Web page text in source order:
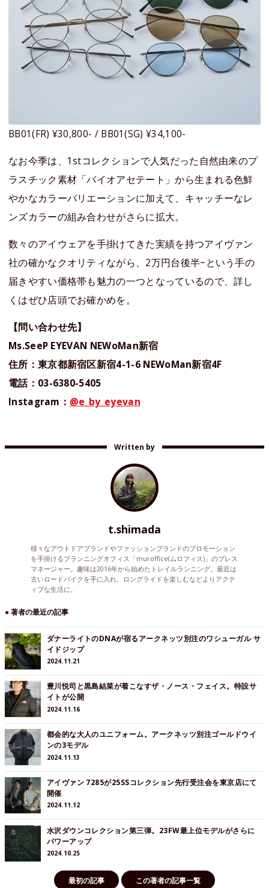
BB01(FR) ¥30,800- / BB01(SG) ¥34,100-
なお今季は、1stコレクションで人気だった自然由来のプ
ラスチック素材「バイオアセテート」から生まれる色鮮
やかなカラーバリエーションに加えて、キャッチーなレ
ンズカラーの組み合わせがさらに拡大。
数々のアイウェアを手掛けてきた実績を持つアイヴァン
社の確かなクオリティながら、2万円台後半~という手の
届きやすい価格帯も魅力の一つとなっているので、詳し
くはぜひ店頭でお確かめを。
【問い合わせ先】
Ms.SeeP EYEVAN NEWoMan新宿
住所：東京都新宿区新宿4-1-6 NEWoMan新宿4F
電話：03-6380-5405
Instagram： @e_by_eyevan
Written by
t.shimada
様々なアウトドアブランドやファッションブランドのプロモーション
を手掛けるプランニングオフィス「muroffice(ムロフィス)」のプレス
マネージャー。趣味は2016年から始めたトレイルランニング。最近は
古いロードバイクを手に入れ、ロングライドを楽しむなどよりアクテ
ィブな生活に。
● 著者の最近の記事
ダナーライトのDNAが宿るアークネッツ別注のワシューガル サ
イドジップ
2024.11.21
豊川悦司と黒島結菜が着こなすザ・ノース・フェイス。特設サ
イトが公開
2024.11.16
都会的な大人のユニフォーム。アークネッツ別注ゴールドウイ
ンの3モデル
2024.11.13
アイヴァン 7285が25SSコレクション先行受注会を東京店にて
開催
2024.11.12
水沢ダウンコレクション第三弾。23FW最上位モデルがさらに
パワーアップ
2024.10.25
最初の記事 この著者の記事一覧